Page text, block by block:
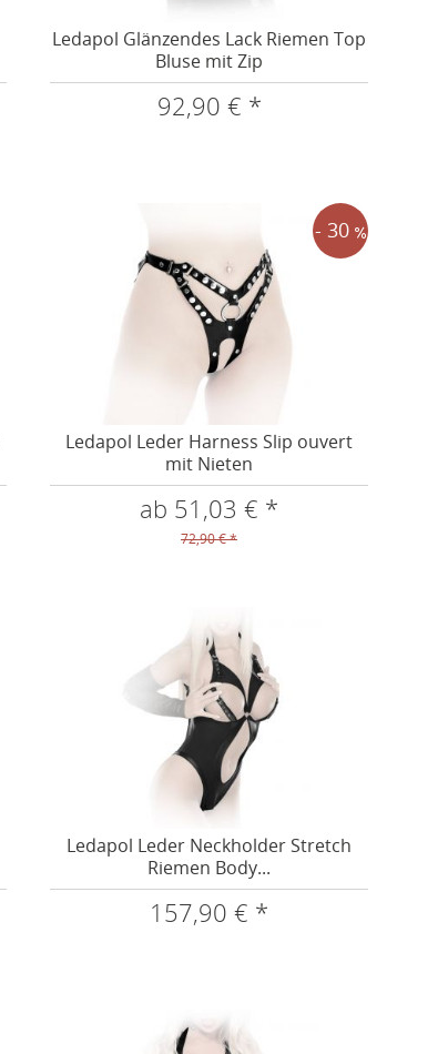
Ledapol Glänzendes Lack Riemen Top
Bluse mit Zip
92,90 € *
- 30
Ledapol Leder Harness Slip ouvert
mit Nieten
ab 51,03 € *
72,90 € *
Ledapol Leder Neckholder Stretch
Riemen Body...
157,90 € *